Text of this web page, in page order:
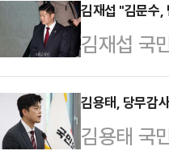
의록 등 관
일 서울 여
지난 5월
터 제출받
비대위원
김재섭 "김문수,
김재섭 국
임이 있는
섭 의원은
국민께서
김용태, 당무감
김용태 국